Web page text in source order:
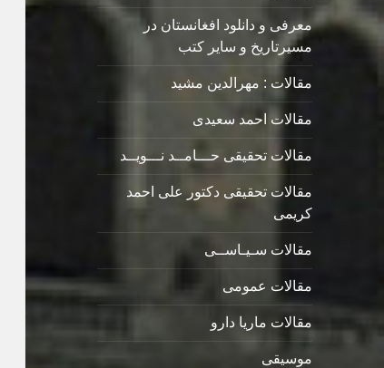
معرفی و دانلود افغانستان در
مسیرتاریخ و سایر کتب
مقالات : مهرالدین مشید
مقالات احمد سعیدی
مقالات تحقیقی حـــامــد نـــویــد
مقالات تحقیقی دکتور علی احمد
کریمی
مقالات سـیـاســی
مقالات عمومی
مقالات ماریا دارو
موسیقی